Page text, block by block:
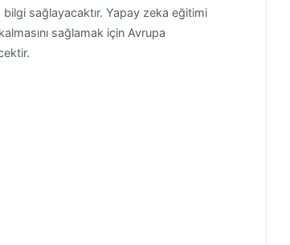
bilgi sağlayacaktır. Yapay zeka eğitimi
sağlamak için Avrupa